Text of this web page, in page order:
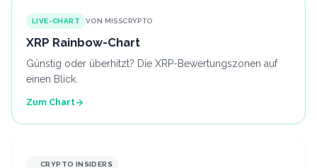
LIVE-CHART VON MISSCRYPTO
XRP Rainbow-Chart
Günstig oder überhitzt? Die XRP-Bewertungszonen auf
einen Blick.
Zum Chart
CRYPTO INSIDERS